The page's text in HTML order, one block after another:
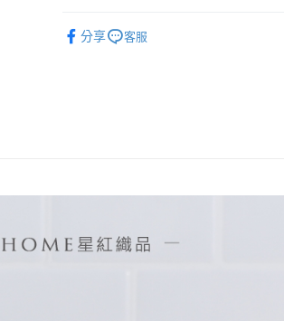
宅配
分享 客服